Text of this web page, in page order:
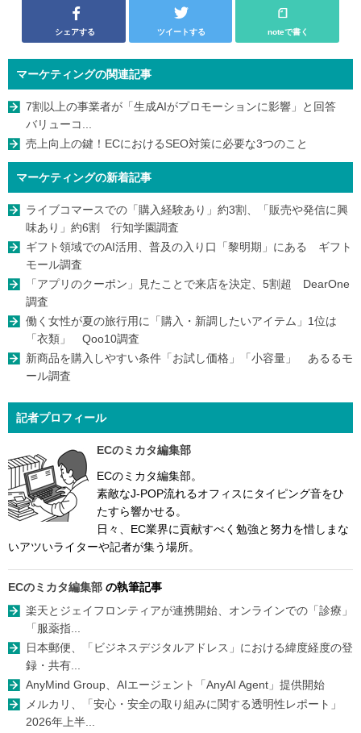
シェアする ツイートする noteで書く
マーケティングの関連記事
7割以上の事業者が「生成AIがプロモーションに影響」と回答
バリューコ...
売上向上の鍵！ECにおけるSEO対策に必要な3つのこと
マーケティングの新着記事
ライブコマースでの「購入経験あり」約3割、「販売や発信に興
味あり」約6割 行知学園調査
ギフト領域でのAI活用、普及の入り口「黎明期」にある ギフト
モール調査
「アプリのクーポン」見たことで来店を決定、5割超 DearOne
調査
働く女性が夏の旅行用に「購入・新調したいアイテム」1位は
「衣類」 Qoo10調査
新商品を購入しやすい条件「お試し価格」「小容量」 あるるモ
ール調査
記者プロフィール
ECのミカタ編集部
ECのミカタ編集部。
素敵なJ-POP流れるオフィスにタイピング音をひ
たすら響かせる。
日々、EC業界に貢献すべく勉強と努力を惜しまな
いアツいライターや記者が集う場所。
ECのミカタ編集部 の執筆記事
楽天とジェイフロンティアが連携開始、オンラインでの「診療」
「服薬指...
日本郵便、「ビジネスデジタルアドレス」における緯度経度の登
録・共有...
AnyMind Group、AIエージェント「AnyAI Agent」提供開始
メルカリ、「安心・安全の取り組みに関する透明性レポート」
2026年上半...